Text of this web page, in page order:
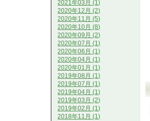
2021年03月 (1)
2020年12月 (2)
2020年11月 (5)
2020年10月 (8)
2020年09月 (2)
2020年07月 (1)
2020年06月 (1)
2020年04月 (1)
2020年01月 (1)
2019年08月 (1)
2019年07月 (1)
2019年04月 (1)
2019年03月 (2)
2019年02月 (1)
2018年11月 (1)